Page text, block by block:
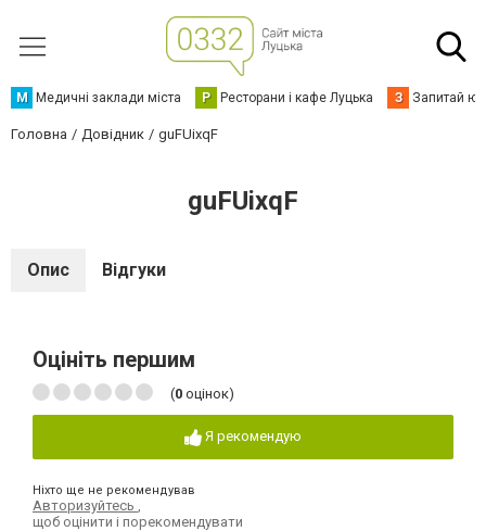
М Медичні заклади міста Р Ресторани і кафе Луцька З Запитай
Головна Довідник guFUixqF
guFUixqF
Опис Відгуки
Оцініть першим
(0 оцінок)
Я рекомендую
Ніхто ще не рекомендував
Авторизуйтесь
щоб оцінити і порекомендувати